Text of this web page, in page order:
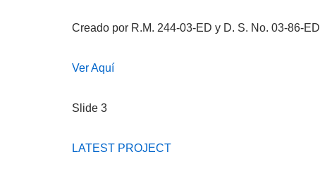
Creado por R.M. 244-03-ED y D. S. No. 03-86-ED
Ver Aquí
Slide 3
LATEST PROJECT